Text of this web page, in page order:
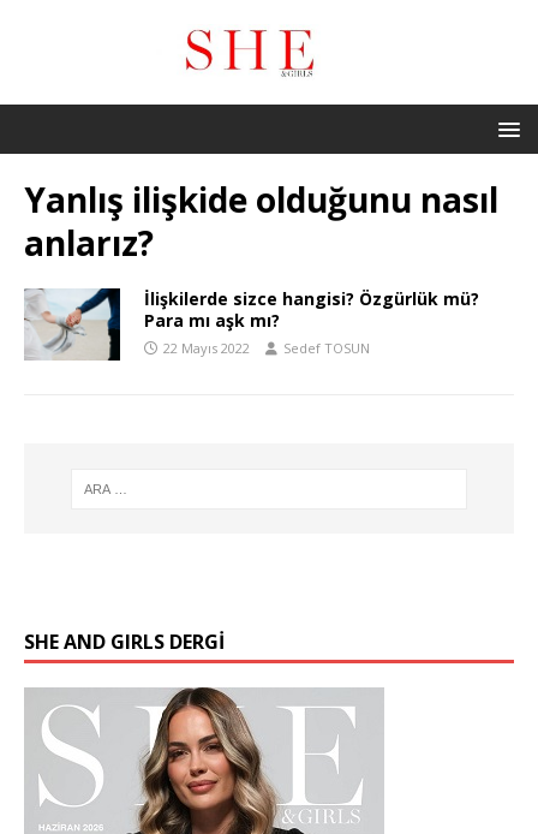
Yanlış ilişkide olduğunu nasıl
anlarız?
İlişkilerde sizce hangisi? Özgürlük mü?
Para mı aşk mı?
22 Mayıs 2022 Sedef TOSUN
SHE AND GIRLS DERGİ